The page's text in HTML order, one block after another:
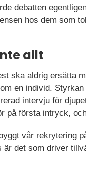
debatten
hos dem som
allt
ska aldrig ersätta
en individ.
intervju för
på första intryck,
vår rekrytering
är det som driver